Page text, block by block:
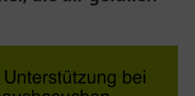
Freundschaft.